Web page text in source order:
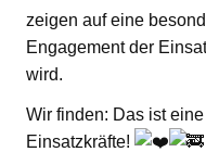
zeigen auf eine
Engagement der
wird.
Wir finden: Das ist
Einsatzkräfte!